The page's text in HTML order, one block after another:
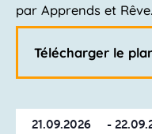
par Apprends et Rêve.
Télécharger le
21.09.2026 -